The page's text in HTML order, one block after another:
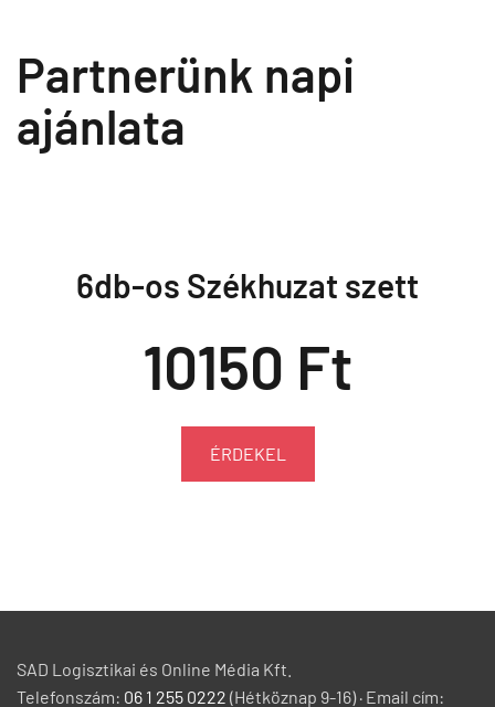
Partnerünk napi
ajánlata
6db-os Székhuzat szett
10150 Ft
ÉRDEKEL
SAD Logisztikai és Online Média Kft.
Telefonszám: 06 1 255 0222 (Hétköznap 9-16) · Email cím: